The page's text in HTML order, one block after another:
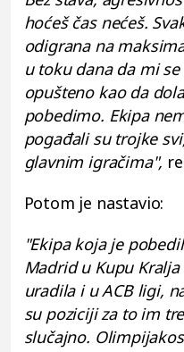
hoćeš čas nećeš.
odigrana na
u toku dana da mi
opušteno kao da
pobedimo. Ekipa
pogađali su trojke
glavnim igračima",
Potom je nastavio:
"Ekipa koja je
Madrid u Kupu
uradila i u ACB ligi,
su poziciji za to im
slučajno.